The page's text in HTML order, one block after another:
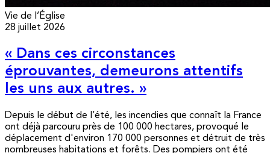
Vie de l’Église
28 juillet 2026
« Dans ces circonstances
éprouvantes, demeurons attentifs
les uns aux autres. »
Depuis le début de l’été, les incendies que connaît la France
ont déjà parcouru près de 100 000 hectares, provoqué le
déplacement d'environ 170 000 personnes et détruit de très
nombreuses habitations et forêts. Des pompiers ont été